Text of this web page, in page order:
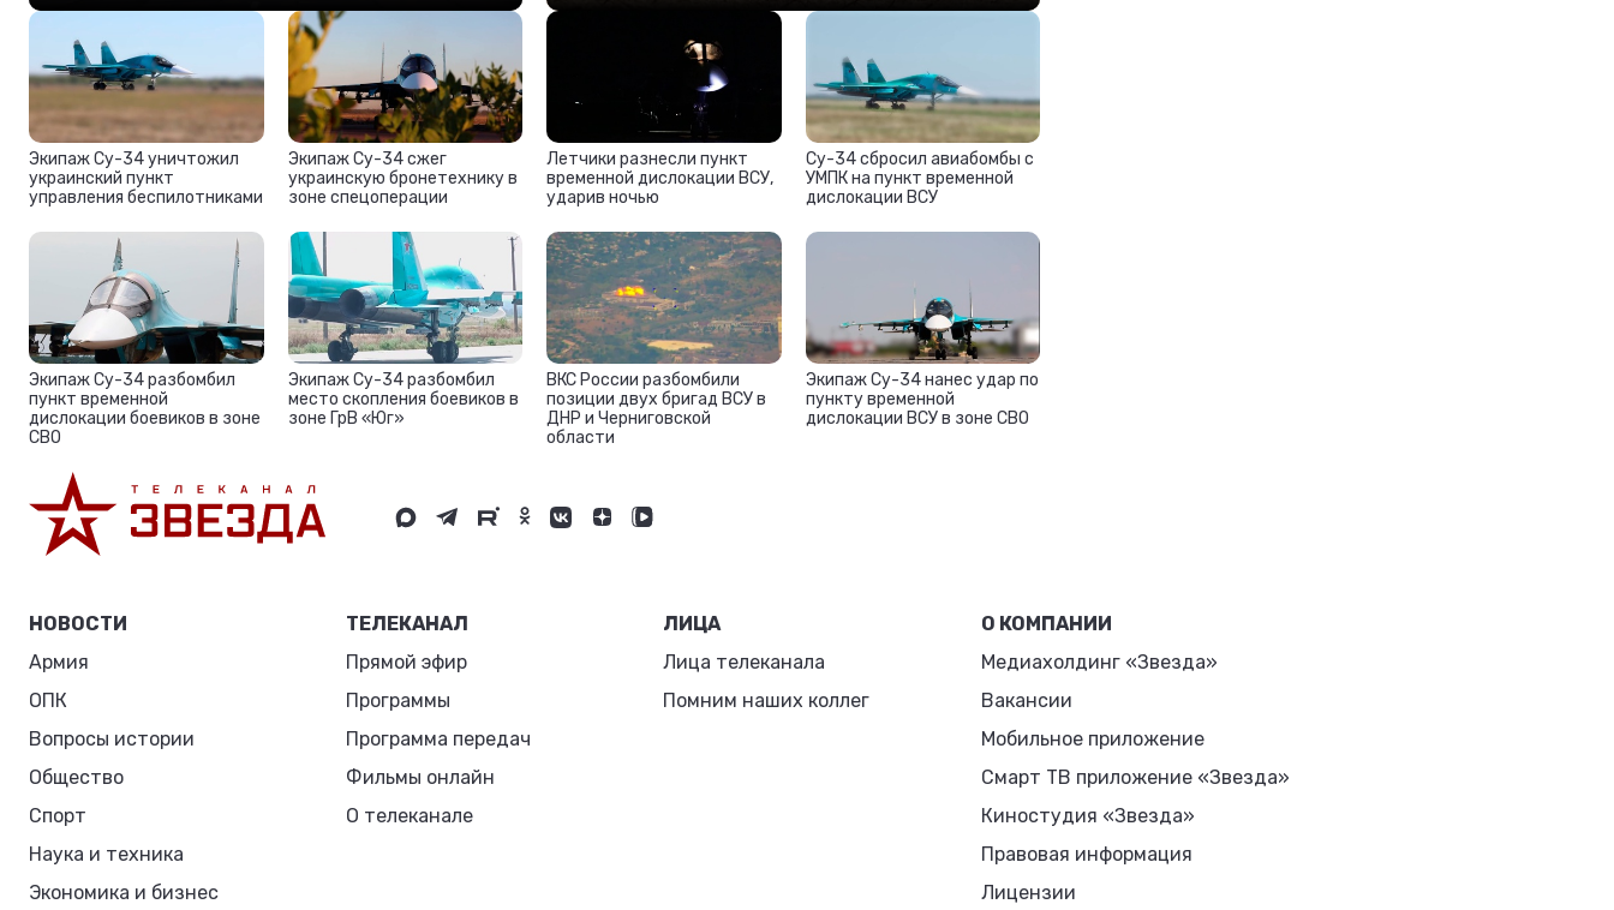
Экипаж Су-34 уничтожил
украинский пункт
управления беспилотниками
Экипаж Су-34 сжег
украинскую бронетехнику в
зоне спецоперации
Летчики разнесли пункт
временной дислокации ВСУ,
ударив ночью
Су-34 сбросил авиабомбы с
УМПК на пункт временной
дислокации ВСУ
Экипаж Су-34 разбомбил
пункт временной
дислокации боевиков в зоне
СВО
Экипаж Су-34 разбомбил
место скопления боевиков в
зоне ГрВ «Юг»
ВКС России разбомбили
позиции двух бригад ВСУ в
ДНР и Черниговской
области
Экипаж Су-34 нанес удар по
пункту временной
дислокации ВСУ в зоне СВО
НОВОСТИ
Армия
ОПК
Вопросы истории
Общество
Спорт
Наука и техника
Экономика и бизнес
ТЕЛЕКАНАЛ
Прямой эфир
Программы
Программа передач
Фильмы онлайн
О телеканале
ЛИЦА
Лица телеканала
Помним наших коллег
О КОМПАНИИ
Медиахолдинг «Звезда»
Вакансии
Мобильное приложение
Смарт ТВ приложение «Звезда»
Киностудия «Звезда»
Правовая информация
Лицензии